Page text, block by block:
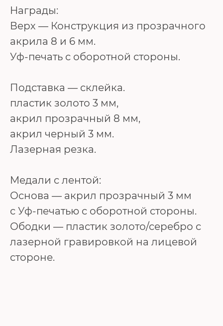
Награды:
Верх — Конструкция из прозрачного
акрила 8 и 6 мм.
Уф-печать с оборотной стороны.
Подставка — склейка.
пластик золото 3 мм,
акрил прозрачный 8 мм,
акрил черный 3 мм.
Лазерная резка.
Медали с лентой:
Основа — акрил прозрачный 3 мм
с Уф-печатью с оборотной стороны.
Ободки — пластик золото/серебро с
лазерной гравировкой на лицевой
стороне.